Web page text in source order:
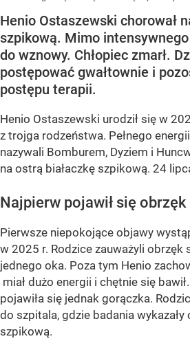
Henio Ostaszewski chorował
szpikową. Mimo
do wznowy. Chłopiec zmarł.
postępować gwałtownie i
postępu terapii.
Henio Ostaszewski urodził się w
z trojga rodzeństwa. Pełnego
nazywali Bomburem, Dyziem i
na ostrą białaczkę szpikową. 24
Najpierw pojawił się
Pierwsze niepokojące objawy
w 2025 r. Rodzice zauważyli obrzęk
jednego oka. Poza tym Henio
miał dużo energii i chętnie się
pojawiła się jednak gorączka.
do szpitala, gdzie badania wykazały
szpikową.